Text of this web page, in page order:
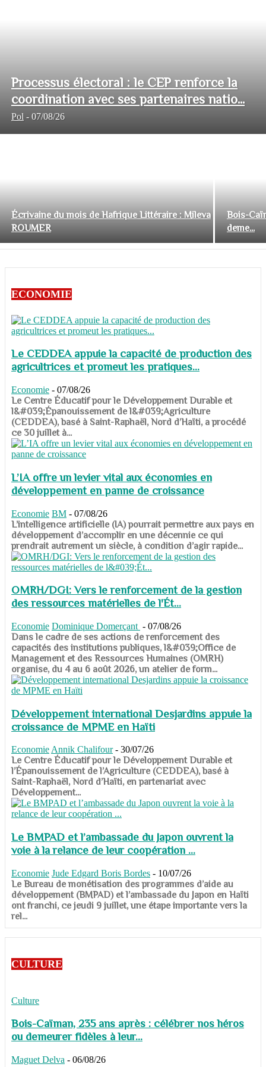
Processus électoral : le CEP renforce la
coordination avec ses partenaires natio...
Pol - 07/08/26
Écrivaine du mois de Hafrique Littéraire : Mileva
ROUMER
Bois-
deme...
ECONOMIE
Le CEDDEA appuie la capacité de production des
agricultrices et promeut les pratiques...
Economie - 07/08/26
​​​​​​​Le Centre Éducatif pour le Développement Durable et
l&#039;Épanouissement de l&#039;Agriculture
(CEDDEA), basé à Saint-Raphaël, Nord d’Haïti, a procédé
ce 30 juillet à...
L’IA offre un levier vital aux économies en
développement en panne de croissance
Economie BM - 07/08/26
​​​​​​​L’intelligence artificielle (IA) pourrait permettre aux pays en
développement d’accomplir en une décennie ce qui
prendrait autrement un siècle, à condition d’agir rapide...
OMRH/DGI: Vers le renforcement de la gestion
des ressources matérielles de l'Ét...
Economie Dominique Domerçant - 07/08/26
Dans le cadre de ses actions de renforcement des
capacités des institutions publiques, l&#039;Office de
Management et des Ressources Humaines (OMRH)
organise, du 4 au 6 août 2026, un atelier de form...
Développement international Desjardins appuie la
croissance de MPME en Haïti
Economie Annik Chalifour - 30/07/26
​​​​​​​Le Centre Éducatif pour le Développement Durable et
l’Épanouissement de l’Agriculture (CEDDEA), basé à
Saint-Raphaël, Nord d’Haïti, en partenariat avec
Développement...
Le BMPAD et l’ambassade du Japon ouvrent la
voie à la relance de leur coopération ...
Economie Jude Edgard Boris Bordes - 10/07/26
​​​​​​​Le Bureau de monétisation des programmes d’aide au
développement (BMPAD) et l’ambassade du Japon en Haïti
ont franchi, ce jeudi 9 juillet, une étape importante vers la
rel...
CULTURE
Culture
Bois-Caïman, 235 ans après : célébrer nos héros
ou demeurer fidèles à leur...
Maguet Delva - 06/08/26